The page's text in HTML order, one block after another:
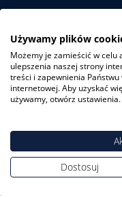
Logowanie
Karta Stałego Klienta
Moje zamówienia
Ustawienia konta
ZegarkiCentrum.pl| ul.
Używamy plików
Możemy je zamieścić w celu
ulepszenia naszej strony
treści i zapewnienia
internetowej. Aby uzyskać
używamy, otwórz ustawienia.
Dostosuj